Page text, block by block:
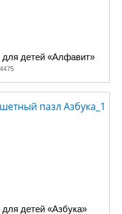
детей «Алфавит»
детей «Азбука»